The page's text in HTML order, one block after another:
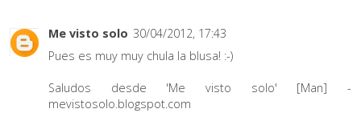
Me visto solo 30/04/2012, 17:43
Pues es muy muy chula la blusa! :-)
Saludos desde 'Me visto solo' [Man] -
mevistosolo.blogspot.com